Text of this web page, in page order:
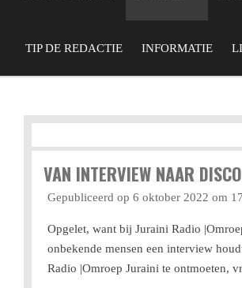
TIP DE REDACTIE INFORMATIE
VAN INTERVIEW NAAR
Gepubliceerd op 6 oktober 2022 om
Opgelet, want bij Juraini Radio
onbekende mensen een interview
Radio |Omroep Juraini te ontmoeten,